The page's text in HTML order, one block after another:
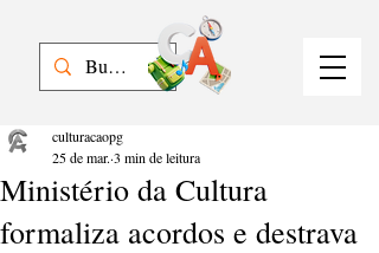
Ministério da Cultura
formaliza acordos e destrava
culturacaopg
25 de mar. 3 min de leitura